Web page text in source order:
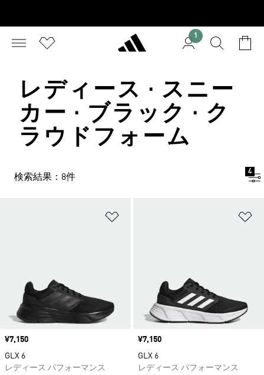
1
レディース · スニー
カー · ブラック · ク
ラウドフォーム
検索結果：8件
4
価格
¥7,150
GLX 6
レディース パフォーマンス
価格
¥7,150
GLX 6
レディース パフォーマンス